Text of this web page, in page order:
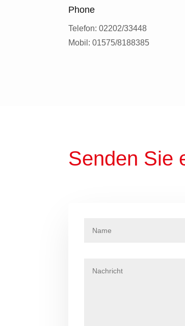
Phone
Telefon: 02202/33448
Mobil: 01575/8188385
Senden Sie